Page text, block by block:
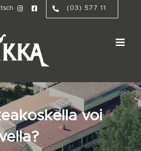
(03) 577 11
voi